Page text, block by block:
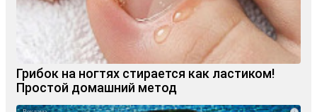
Грибок на ногтях стирается как ластиком!
Простой домашний метод